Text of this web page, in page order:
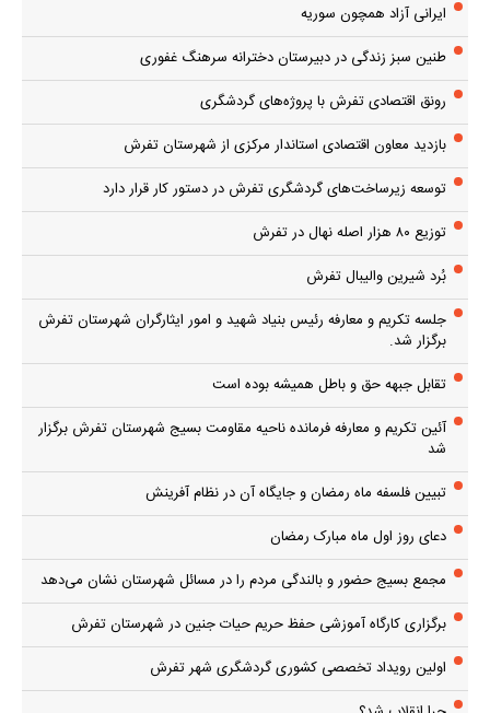
ایرانی آزاد همچون سوریه
طنین سبز زندگی در دبیرستان دخترانه سرهنگ غفوری
رونق اقتصادی تفرش با پروژه‌های گردشگری
بازدید معاون اقتصادی استاندار مرکزی از شهرستان تفرش
توسعه زیرساخت‌های گردشگری تفرش در دستور کار قرار دارد
توزیع ۸۰ هزار اصله نهال در تفرش
بُرد شیرین والیبال تفرش
جلسه تکریم و معارفه رئیس بنیاد شهید و امور ایثارگران شهرستان تفرش
برگزار شد.
تقابل جبهه حق و باطل همیشه بوده است
آئین تکریم و معارفه فرمانده ناحیه مقاومت بسیج شهرستان تفرش برگزار
شد
تبیین فلسفه ماه رمضان و جایگاه آن در نظام آفرینش
دعای روز اول ماه مبارک رمضان
مجمع بسیج حضور و بالندگی مردم را در مسائل شهرستان نشان می‌دهد
برگزاری کارگاه آموزشی حفظ حریم حیات جنین در شهرستان تفرش
اولین رویداد تخصصی کشوری گردشگری شهر تفرش